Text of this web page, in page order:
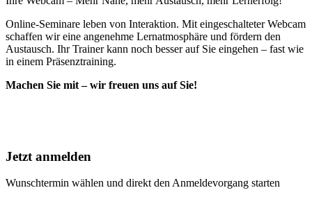
Online-Seminare leben von Interaktion. Mit eingeschalteter Webcam
schaffen wir eine angenehme Lernatmosphäre und fördern den
Austausch. Ihr Trainer kann noch besser auf Sie eingehen – fast wie
in einem Präsenztraining.
Machen Sie mit – wir freuen uns auf Sie!
Jetzt anmelden
Wunschtermin wählen und direkt den Anmeldevorgang starten